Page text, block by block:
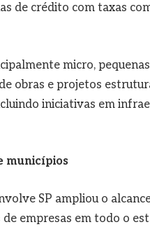
de crédito com taxas
micro,
obras e projetos
iniciativas em
municípios
SP ampliou o
empresas em todo o